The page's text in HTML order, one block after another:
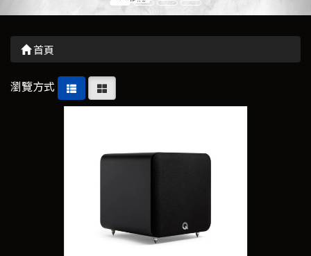
首頁
瀏覽方式